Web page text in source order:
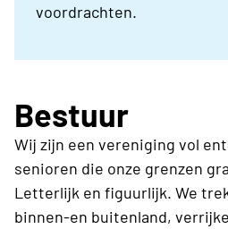
voordrachten.
Bestuur
Wij zijn een vereniging vol
senioren die onze grenzen
Letterlijk en figuurlijk. We
binnen-en buitenland,